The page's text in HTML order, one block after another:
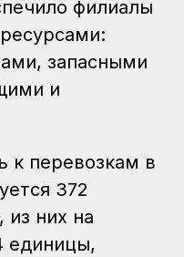
филиалы
запасными
и
к перевозкам в
372
них на
единицы,